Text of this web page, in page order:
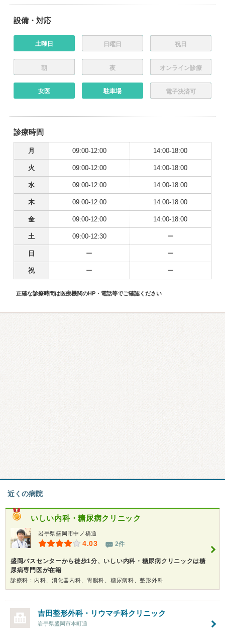
設備・対応
土曜日 日曜日 祝日
朝 夜 オンライン診療
女医 駐車場 電子決済可
診療時間
月 09:00-12:00 14:00-18:00
火 09:00-12:00 14:00-18:00
水 09:00-12:00 14:00-18:00
木 09:00-12:00 14:00-18:00
金 09:00-12:00 14:00-18:00
土 09:00-12:30 ー
日 ー ー
祝 ー ー
正確な診療時間は医療機関のHP・電話等でご確認ください
近くの病院
いしい内科・糖尿病クリニック
岩手県盛岡市中ノ橋通
4.03 2件
盛岡バスセンターから徒歩1分、いしい内科・糖尿病クリニックは糖
尿病専門医が在籍
診療科：内科、消化器内科、胃腸科、糖尿病科、整形外科
吉田整形外科・リウマチ科クリニック
岩手県盛岡市本町通